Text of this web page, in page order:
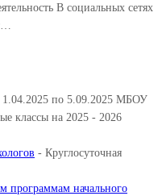
В социальных сетях
по 5.09.2025 МБОУ
классы на 2025 - 2026
- Круглосуточная
программам начального